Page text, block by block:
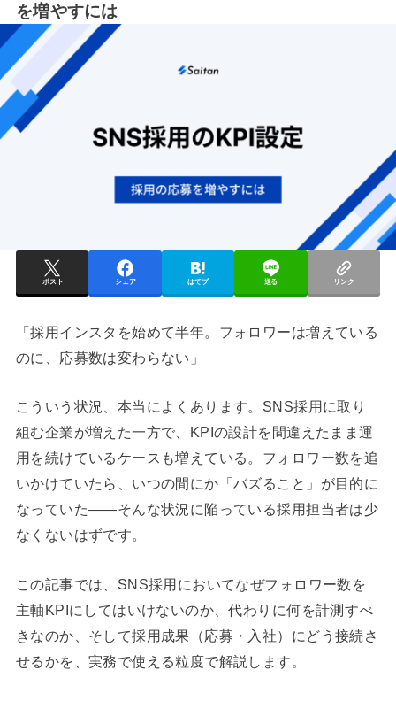
を増やすには
ポスト シェア はてブ 送る リンク
「採用インスタを始めて半年。フォロワーは増えている
のに、応募数は変わらない」
こういう状況、本当によくあります。SNS採用に取り
組む企業が増えた一方で、KPIの設計を間違えたまま運
用を続けているケースも増えている。フォロワー数を追
いかけていたら、いつの間にか「バズること」が目的に
なっていた——そんな状況に陥っている採用担当者は少
なくないはずです。
この記事では、SNS採用においてなぜフォロワー数を
主軸KPIにしてはいけないのか、代わりに何を計測すべ
きなのか、そして採用成果（応募・入社）にどう接続さ
せるかを、実務で使える粒度で解説します。